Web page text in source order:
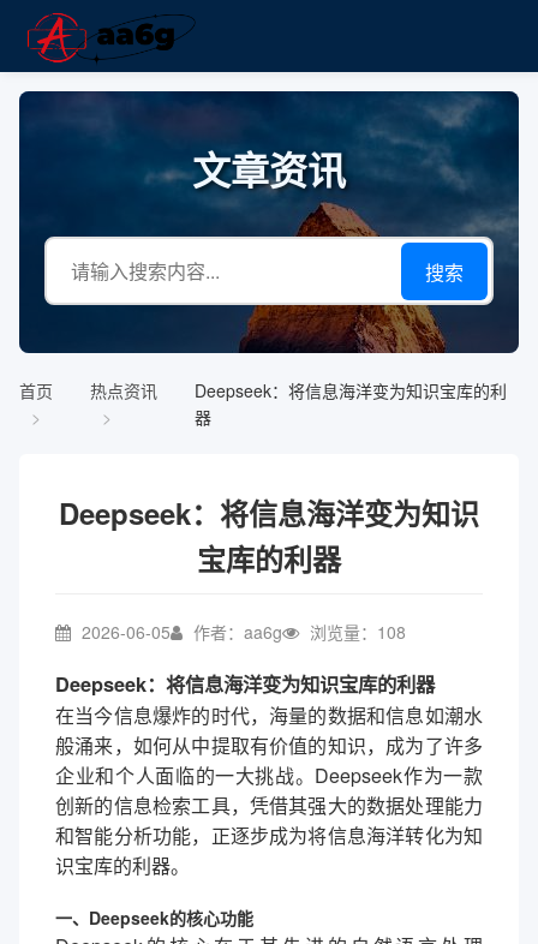
文章资讯
搜索
首页 热点资讯
Deepseek：将信息海洋变为知识宝库的利
器
Deepseek：将信息海洋变为知识
宝库的利器
2026-06-05 作者：aa6g 浏览量：108
Deepseek：将信息海洋变为知识宝库的利器
在当今信息爆炸的时代，海量的数据和信息如潮水
般涌来，如何从中提取有价值的知识，成为了许多
企业和个人面临的一大挑战。Deepseek作为一款
创新的信息检索工具，凭借其强大的数据处理能力
和智能分析功能，正逐步成为将信息海洋转化为知
识宝库的利器。
一、Deepseek的核心功能